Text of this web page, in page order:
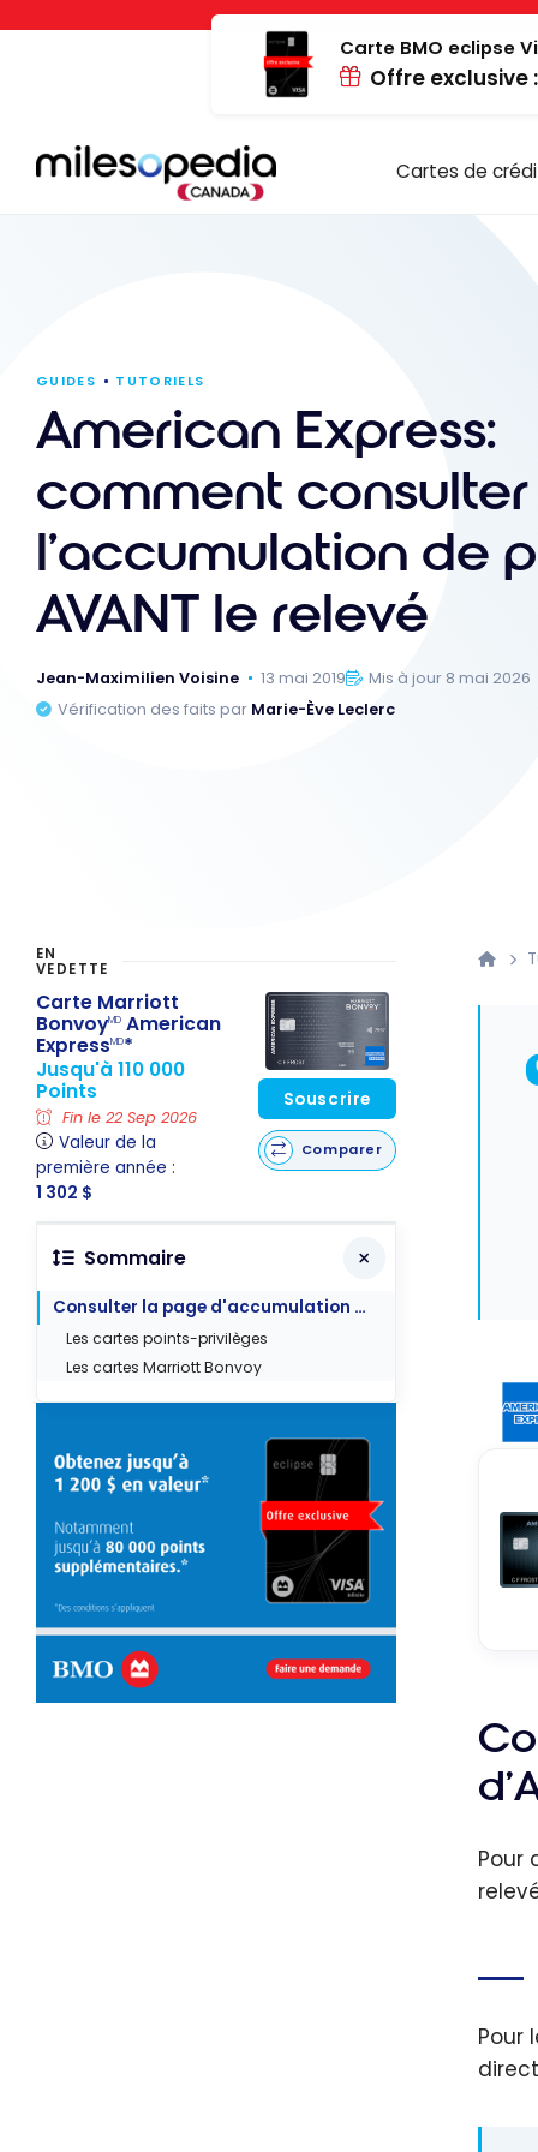
Panneau de gestion des cookies
Carte BMO eclipse
Offre exclusive
Cartes de
GUIDES TUTORIELS
American Express:
comment consulter
l’accumulation de
AVANT le relevé
Jean-Maximilien Voisine 13 mai 2019
Mis à jour 8 mai 2026
Vérification des faits par Marie-Ève Leclerc
Pour
Pour
EN
VEDETTE
Carte Marriott
BonvoyMD American
ExpressMD*
Jusqu'à 110 000
Points
Fin le 22 Sep 2026
Valeur de la
première année :
1 302 $
Souscrire
Comparer
Sommaire
Consulter la page d'accumulation de points d'American Express
Les cartes points-privilèges
Les cartes Marriott Bonvoy